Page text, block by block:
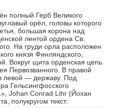
полный Герб Великого
орёл, головы которого
большая корона над
лентой ордена Св.
На груди орла расположен
князя Финляндского,
Вокруг щита орденская цепь
Первозванного. В правой
левой — державу. Под
Гельсингфосского
Johan Conrad Lihr (Йохан
полукругом текст: